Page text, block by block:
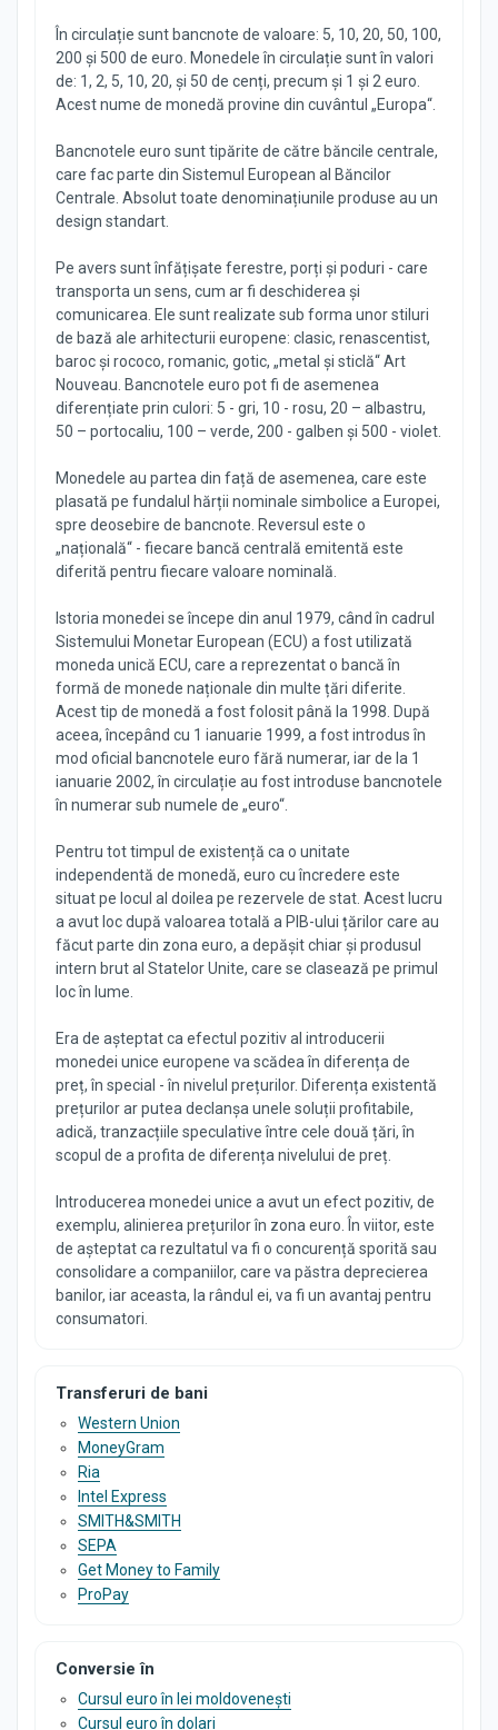
În circulație sunt bancnote de valoare: 5, 10, 20, 50, 100,
200 și 500 de euro. Monedele în circulație sunt în valori
de: 1, 2, 5, 10, 20, și 50 de cenți, precum și 1 și 2 euro.
Acest nume de monedă provine din cuvântul „Europa“.
Bancnotele euro sunt tipărite de către băncile centrale,
care fac parte din Sistemul European al Băncilor
Centrale. Absolut toate denominațiunile produse au un
design standart.
Pe avers sunt înfățișate ferestre, porți și poduri - care
transporta un sens, cum ar fi deschiderea și
comunicarea. Ele sunt realizate sub forma unor stiluri
de bază ale arhitecturii europene: clasic, renascentist,
baroc și rococo, romanic, gotic, „metal și sticlă“ Art
Nouveau. Bancnotele euro pot fi de asemenea
diferențiate prin culori: 5 - gri, 10 - rosu, 20 – albastru,
50 – portocaliu, 100 – verde, 200 - galben și 500 - violet.
Monedele au partea din față de asemenea, care este
plasată pe fundalul hărții nominale simbolice a Europei,
spre deosebire de bancnote. Reversul este o
„națională“ - fiecare bancă centrală emitentă este
diferită pentru fiecare valoare nominală.
Istoria monedei se începe din anul 1979, când în cadrul
Sistemului Monetar European (ECU) a fost utilizată
moneda unică ECU, care a reprezentat o bancă în
formă de monede naționale din multe țări diferite.
Acest tip de monedă a fost folosit până la 1998. După
aceea, începând cu 1 ianuarie 1999, a fost introdus în
mod oficial bancnotele euro fără numerar, iar de la 1
ianuarie 2002, în circulație au fost introduse bancnotele
în numerar sub numele de „euro“.
Pentru tot timpul de existență ca o unitate
independentă de monedă, euro cu încredere este
situat pe locul al doilea pe rezervele de stat. Acest lucru
a avut loc după valoarea totală a PIB-ului țărilor care au
făcut parte din zona euro, a depășit chiar și produsul
intern brut al Statelor Unite, care se clasează pe primul
loc în lume.
Era de așteptat ca efectul pozitiv al introducerii
monedei unice europene va scădea în diferența de
preț, în special - în nivelul prețurilor. Diferența existentă
prețurilor ar putea declanșa unele soluții profitabile,
adică, tranzacțiile speculative între cele două țări, în
scopul de a profita de diferența nivelului de preț.
Introducerea monedei unice a avut un efect pozitiv, de
exemplu, alinierea prețurilor în zona euro. În viitor, este
de așteptat ca rezultatul va fi o concurență sporită sau
consolidare a companiilor, care va păstra deprecierea
banilor, iar aceasta, la rândul ei, va fi un avantaj pentru
consumatori.
Transferuri de bani
Western Union
MoneyGram
Ria
Intel Express
SMITH&SMITH
SEPA
Get Money to Family
ProPay
Conversie în
Cursul euro în lei moldovenești
Cursul euro în dolari